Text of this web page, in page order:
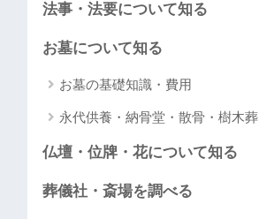
法事・法要について知る
お墓について知る
お墓の基礎知識・費用
永代供養・納骨堂・散骨・樹木葬
仏壇・位牌・花について知る
葬儀社・斎場を調べる